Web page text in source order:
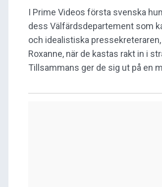
I Prime Videos första svenska
dess Välfärdsdepartement som
och idealistiska
Roxanne, när de kastas rakt in i
Tillsammans ger de sig ut på en